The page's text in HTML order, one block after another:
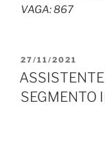
VAGA: 867
PUBLICADO
EM
27/11/2021
SEGMENTO